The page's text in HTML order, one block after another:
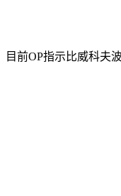
目前OP指示比威科夫